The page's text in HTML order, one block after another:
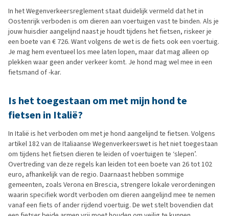
In het Wegenverkeersreglement staat duidelijk vermeld dat het in
Oostenrijk verboden is om dieren aan voertuigen vast te binden. Als je
jouw huisdier aangelijnd naast je houdt tijdens het fietsen, riskeer je
een boete van € 726. Want volgens de wet is de fiets ook een voertuig.
Je mag hem eventueel los mee laten lopen, maar dat mag alleen op
plekken waar geen ander verkeer komt. Je hond mag wel mee in een
fietsmand of -kar.
Is het toegestaan om met mijn hond te
fietsen in Italië?
In Italië is het verboden om met je hond aangelijnd te fietsen. Volgens
artikel 182 van de Italiaanse Wegenverkeerswet is het niet toegestaan
om tijdens het fietsen dieren te leiden of voertuigen te ‘slepen’.
Overtreding van deze regels kan leiden tot een boete van 26 tot 102
euro, afhankelijk van de regio. Daarnaast hebben sommige
gemeenten, zoals Verona en Brescia, strengere lokale verordeningen
waarin specifiek wordt verboden om dieren aangelijnd mee te nemen
vanaf een fiets of ander rijdend voertuig. De wet stelt bovendien dat